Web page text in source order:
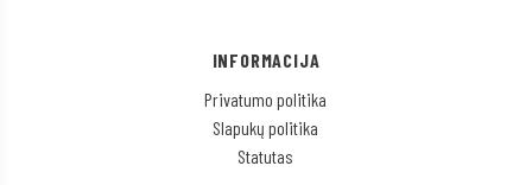
INFORMACIJA
Privatumo politika
Slapukų politika
Statutas